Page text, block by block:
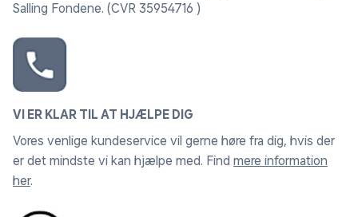
Salling Fondene. (CVR 35954716 )
VI ER KLAR TIL AT HJÆLPE DIG
Vores venlige kundeservice vil gerne høre fra dig, hvis der
er det mindste vi kan hjælpe med. Find mere information
her.